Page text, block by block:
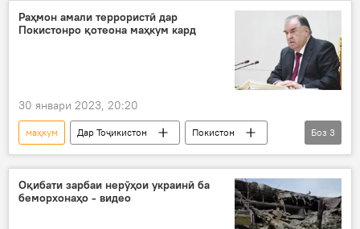
Раҳмон амали террористӣ дар
Покистонро қотеона маҳкум кард
30 январи 2023, 20:20
маҳкум Дар Тоҷикистон
Покистон
барқияи таслият
Эмомалӣ Раҳмон
амали террористӣ
Боз 3
Оқибати зарбаи нерӯҳои украинӣ ба
беморхонаҳо - видео